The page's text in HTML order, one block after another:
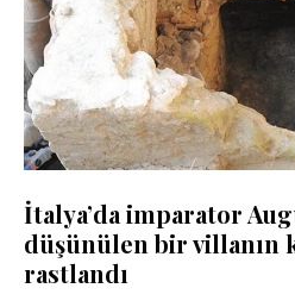
İtalya’da imparator
düşünülen bir villanın
rastlandı